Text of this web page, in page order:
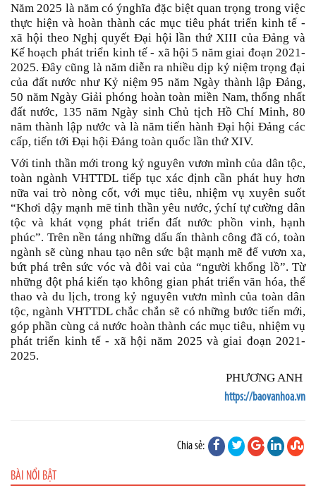
Năm 2025 là năm có ýnghĩa đặc biệt quan trọng trong việc
thực hiện và hoàn thành các mục tiêu phát triển kinh tế -
xã hội theo Nghị quyết Đại hội lần thứ XIII của Đảng và
Kế hoạch phát triển kinh tế - xã hội 5 năm giai đoạn 2021-
2025. Đây cũng là năm diễn ra nhiều dịp kỷ niệm trọng đại
của đất nước như Kỷ niệm 95 năm Ngày thành lập Đảng,
50 năm Ngày Giải phóng hoàn toàn miền Nam, thống nhất
đất nước, 135 năm Ngày sinh Chủ tịch Hồ Chí Minh, 80
năm thành lập nước và là năm tiến hành Đại hội Đảng các
cấp, tiến tới Đại hội Đảng toàn quốc lần thứ XIV.
Với tinh thần mới trong kỷ nguyên vươn mình của dân tộc,
toàn ngành VHTTDL tiếp tục xác định cần phát huy hơn
nữa vai trò nòng cốt, với mục tiêu, nhiệm vụ xuyên suốt
“Khơi dậy mạnh mẽ tinh thần yêu nước, ýchí tự cường dân
tộc và khát vọng phát triển đất nước phồn vinh, hạnh
phúc”. Trên nền tảng những dấu ấn thành công đã có, toàn
ngành sẽ cùng nhau tạo nên sức bật mạnh mẽ để vươn xa,
bứt phá trên sức vóc và đôi vai của “người khổng lồ”. Từ
những đột phá kiến tạo không gian phát triển văn hóa, thể
thao và du lịch, trong kỷ nguyên vươn mình của toàn dân
tộc, ngành VHTTDL chắc chắn sẽ có những bước tiến mới,
góp phần cùng cả nước hoàn thành các mục tiêu, nhiệm vụ
phát triển kinh tế - xã hội năm 2025 và giai đoạn 2021-
2025.
PHƯƠNG ANH
https://baovanhoa.vn
Chia sẻ:
BÀI NỔI BẬT